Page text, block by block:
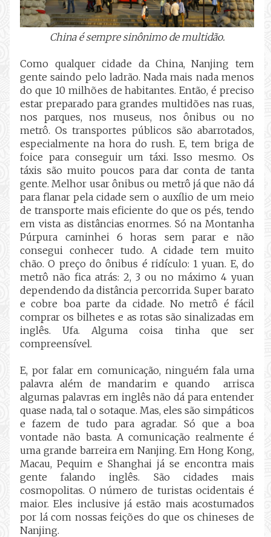
China é sempre sinônimo de multidão.
Como qualquer cidade da China, Nanjing tem
gente saindo pelo ladrão. Nada mais nada menos
do que 10 milhões de habitantes. Então, é preciso
estar preparado para grandes multidões nas ruas,
nos parques, nos museus, nos ônibus ou no
metrô. Os transportes públicos são abarrotados,
especialmente na hora do rush. E, tem briga de
foice para conseguir um táxi. Isso mesmo. Os
táxis são muito poucos para dar conta de tanta
gente. Melhor usar ônibus ou metrô já que não dá
para flanar pela cidade sem o auxílio de um meio
de transporte mais eficiente do que os pés, tendo
em vista as distâncias enormes. Só na Montanha
Púrpura caminhei 6 horas sem parar e não
consegui conhecer tudo. A cidade tem muito
chão. O preço do ônibus é ridículo: 1 yuan. E, do
metrô não fica atrás: 2, 3 ou no máximo 4 yuan
dependendo da distância percorrida. Super barato
e cobre boa parte da cidade. No metrô é fácil
comprar os bilhetes e as rotas são sinalizadas em
inglês. Ufa. Alguma coisa tinha que ser
compreensível.
E, por falar em comunicação, ninguém fala uma
palavra além de mandarim e quando
arrisca
algumas palavras em inglês não dá para entender
quase nada, tal o sotaque. Mas, eles são simpáticos
e fazem de tudo para agradar. Só que a boa
vontade não basta. A comunicação realmente é
uma grande barreira em Nanjing. Em Hong Kong,
Macau, Pequim e Shanghai já se encontra mais
gente falando inglês. São cidades mais
cosmopolitas. O número de turistas ocidentais é
maior. Eles inclusive já estão mais acostumados
por lá com nossas feições do que os chineses de
Nanjing.